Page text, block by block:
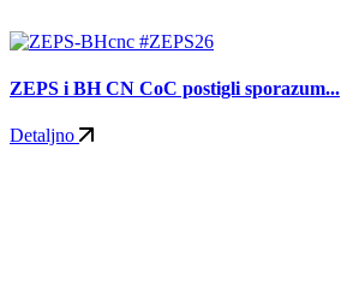
#ZEPS26
ZEPS i BH CN CoC postigli sporazum...
Detaljno